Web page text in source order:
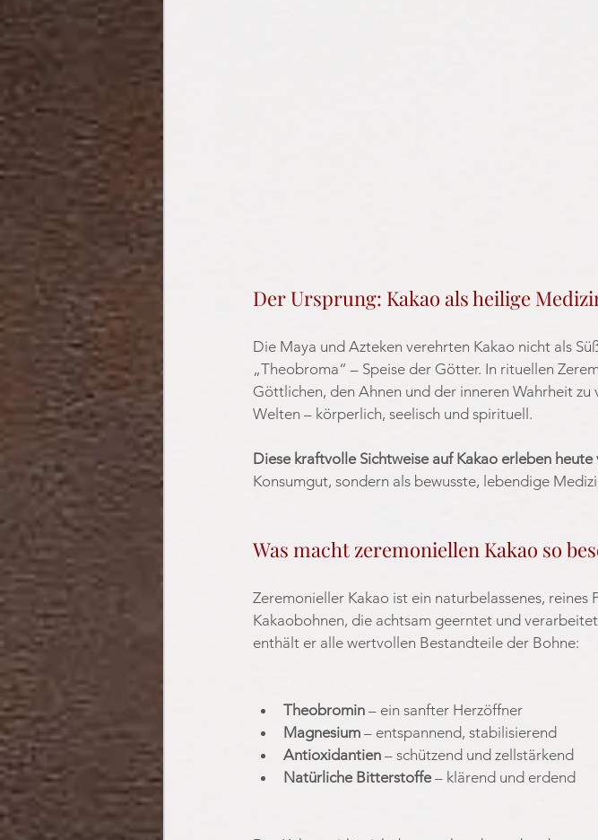
Der Ursprung: Kakao als heilige
Die Maya und Azteken verehrten Kakao nicht als
„Theobroma“ – Speise der Götter. In rituellen
Göttlichen, den Ahnen und der inneren Wahrheit
Welten – körperlich, seelisch und spirituell.
Diese kraftvolle Sichtweise auf Kakao erleben
Konsumgut, sondern als bewusste, lebendige
Was macht zeremoniellen Kakao so
Zeremonieller Kakao ist ein naturbelassenes,
Kakaobohnen, die achtsam geerntet und
enthält er alle wertvollen Bestandteile der Bohne:
Theobromin – ein sanfter Herzöffner
Magnesium – entspannend, stabilisierend
Antioxidantien – schützend und zellstärkend
Natürliche Bitterstoffe – klärend und erdend